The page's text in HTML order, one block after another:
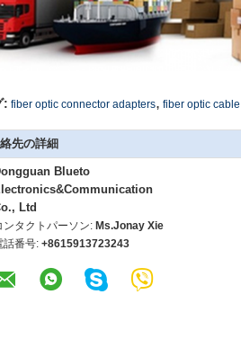
: fiber optic connector adapters, fiber optic
先の詳細
Blueto
Ltd
ンタクトパーソン: Ms.Jonay Xie
話番号: +8615913723243